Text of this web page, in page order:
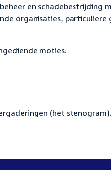
en schadebestrijding
organisaties,
moties.
(het